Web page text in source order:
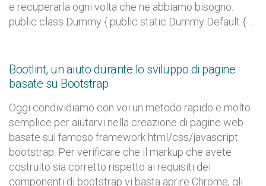
e recuperarla ogni volta che ne abbiamo bisogno.
public class Dummy { public static Dummy Default { ...
Bootlint, un aiuto durante lo sviluppo di pagine
basate su Bootstrap
Oggi condividiamo con voi un metodo rapido e molto
semplice per aiutarvi nella creazione di pagine web
basate sul famoso framework html/css/javascript
bootstrap. Per verificare che il markup che avete
costruito sia corretto rispetto ai requisiti dei
componenti di bootstrap vi basta aprire Chrome, gli